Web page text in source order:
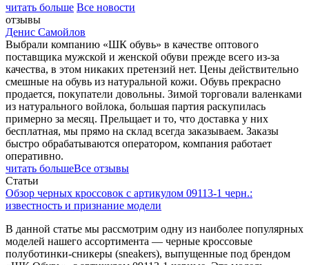
читать больше Все новости
отзывы
Денис Самойлов
Выбрали компанию «ШК обувь» в качестве оптового
поставщика мужской и женской обуви прежде всего из-за
качества, в этом никаких претензий нет. Цены действительно
смешные на обувь из натуральной кожи. Обувь прекрасно
продается, покупатели довольны. Зимой торговали валенками
из натурального войлока, большая партия раскупилась
примерно за месяц. Прельщает и то, что доставка у них
бесплатная, мы прямо на склад всегда заказываем. Заказы
быстро обрабатываются оператором, компания работает
оперативно.
читать большеВсе отзывы
Статьи
Обзор черных кроссовок с артикулом 09113-1 черн.:
известность и признание модели
В данной статье мы рассмотрим одну из наиболее популярных
моделей нашего ассортимента — черные кроссовые
полуботинки-сникеры (sneakers), выпущенные под брендом